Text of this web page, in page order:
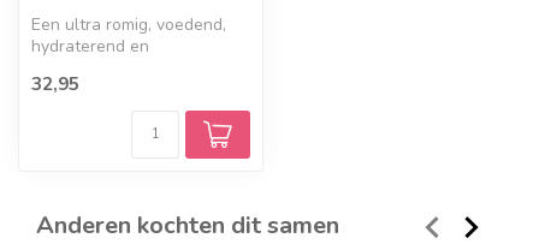
Een ultra romig, voedend,
hydraterend en
gezichtsmasker.
32,95
Anderen kochten dit samen